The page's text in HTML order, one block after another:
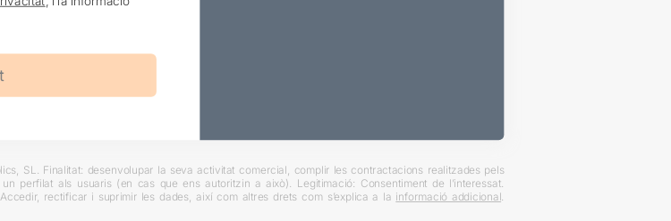
SL. Finalitat: desenvolupar la seva activitat comercial, complir les contractacions realitzades pels
perfilat als usuaris (en cas que ens autoritzin a això). Legitimació: Consentiment de l’interessat.
rectificar i suprimir les dades, així com altres drets com s’explica a la informació addicional